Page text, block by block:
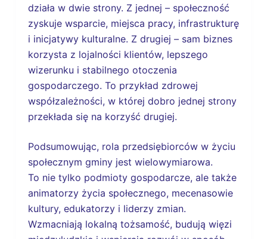
działa w dwie strony. Z jednej – społeczność
zyskuje wsparcie, miejsca pracy, infrastrukturę
i inicjatywy kulturalne. Z drugiej – sam biznes
korzysta z lojalności klientów, lepszego
wizerunku i stabilnego otoczenia
gospodarczego. To przykład zdrowej
współzależności, w której dobro jednej strony
przekłada się na korzyść drugiej.
Podsumowując, rola przedsiębiorców w życiu
społecznym gminy jest wielowymiarowa.
To nie tylko podmioty gospodarcze, ale także
animatorzy życia społecznego, mecenasowie
kultury, edukatorzy i liderzy zmian.
Wzmacniają lokalną tożsamość, budują więzi